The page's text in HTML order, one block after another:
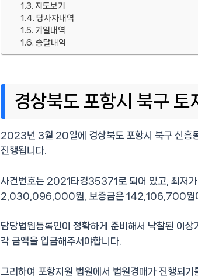
지도보기
당사자내역
기일내역
송달내역
경상북도 포항시 북구 토
2023년 3월 20일에 경상북도 포항시 북구 신흥
진행됩니다.
사건번호는 2021타경35371로 되어 있고, 최저
2,030,096,000원, 보증금은 142,106,700원이
담당법원등록인이 정확하게 준비해서 낙찰된 이
각 금액을 입금해주셔야합니다.
그리하여 포항지원 법원에서 법원경매가 진행되기